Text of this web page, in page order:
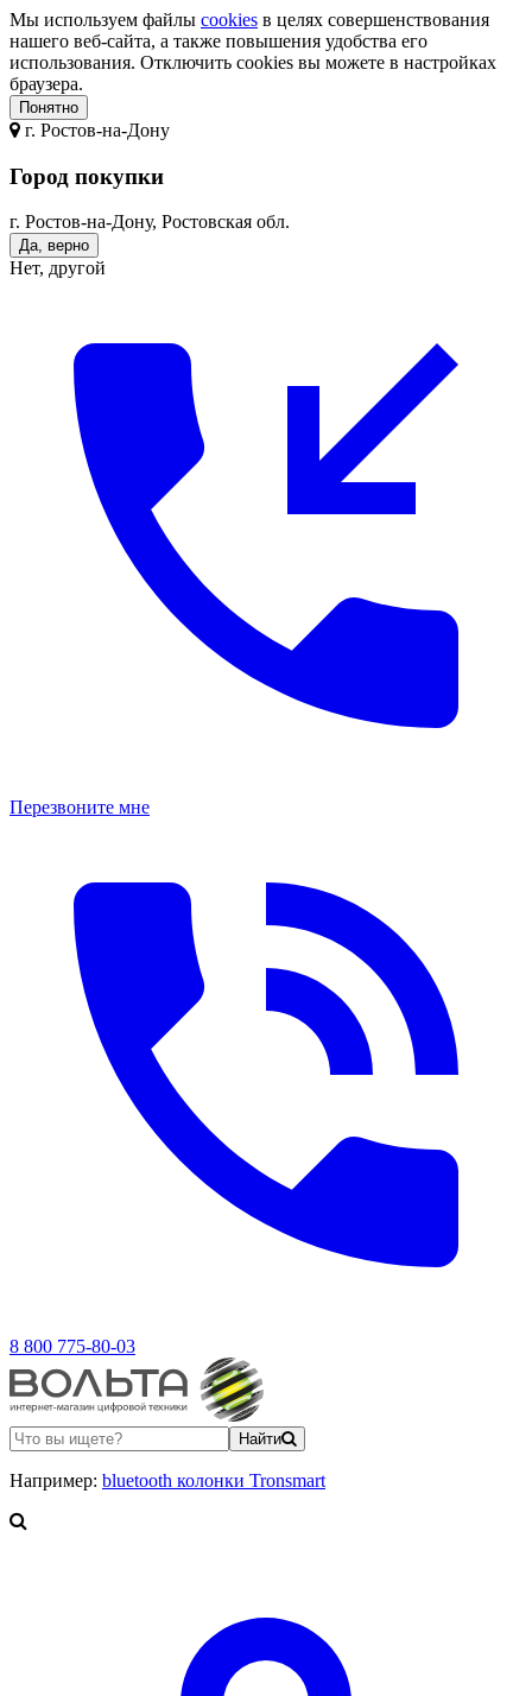
Мы используем файлы cookies в целях совершенствования
нашего веб-сайта, а также повышения удобства его
использования. Отключить cookies вы можете в настройках
браузера.
Понятно
г. Ростов-на-Дону
Город покупки
г. Ростов-на-Дону, Ростовская обл.
Да, верно
Нет, другой
Перезвоните мне
8 800 775-80-03
Найти
Например: bluetooth колонки Tronsmart